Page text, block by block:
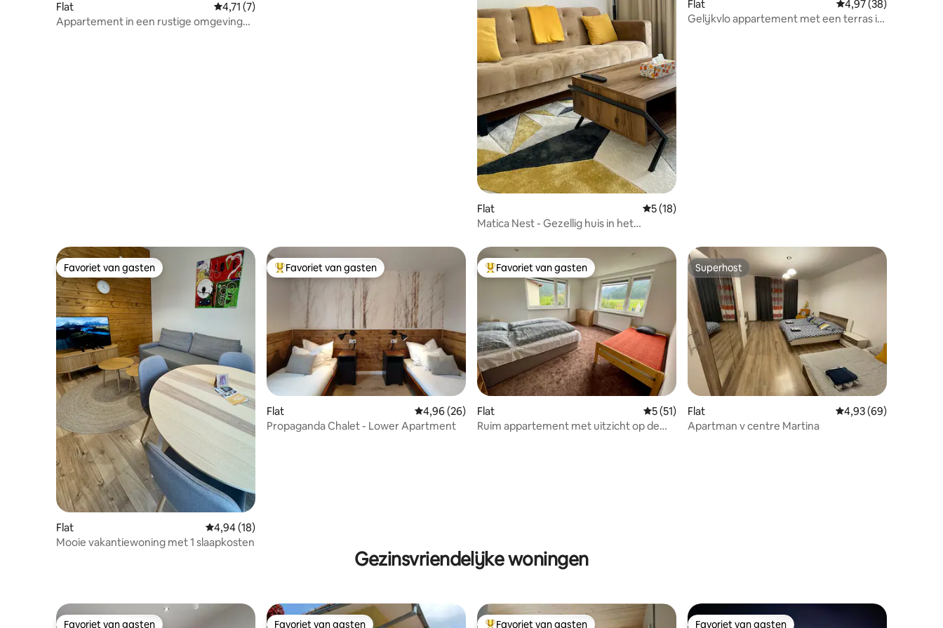
Flat Gemiddelde beoordeling van 4,71 op 5, 7 recensies
4,71 (7)
Appartement in een rustige omgeving
Flat Gemiddelde beoordeling van 5 op 5, 18 recensies
5 (18)
Matica Nest - Gezellig huis in het
Flat Gemiddelde
4,97 (38)
Gelijkvlo appartement met een terras in
Favoriet van gasten
Favoriet van gasten
Flat Gemiddelde beoordeling van 4,94 op 5, 18 recensies
4,94 (18)
Mooie vakantiewoning met 1 slaapkosten
Topfavoriet van gasten
Favoriet van gasten
Flat Gemiddelde beoordeling van 4,96 op 5, 26 recensies
4,96 (26)
Propaganda Chalet - Lower Apartment
Topfavoriet van gasten
Favoriet van gasten
Flat Gemiddelde beoordeling van 5 op 5, 51 recensies
5 (51)
Ruim appartement met uitzicht op de
Superhost
Superhost
Flat Gemiddelde
4,93 (69)
Apartman v centre Martina
Gezinsvriendelijke woningen
Favoriet van gasten Favoriet van gasten Favoriet van gasten Favoriet van gasten